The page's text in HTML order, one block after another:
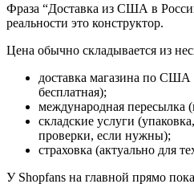
Фраза “Доставка из США в
реальности это конструктор.
Цена обычно складывается из
доставка магазина по США
бесплатная);
международная пересылка
складские услуги
проверки, если нужны);
страховка (актуально для
У Shopfans на главной прямо